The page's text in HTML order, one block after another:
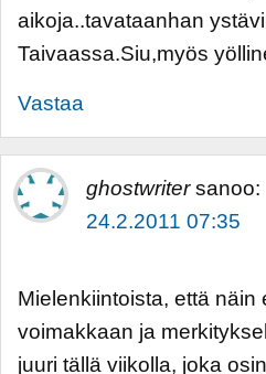
aikoja..tavataanhan
Taivaassa.Siu,myös
Vastaa
ghostwriter sanoo:
24.2.2011 07:35
Mielenkiintoista, että näin
voimakkaan ja
juuri tällä viikolla, joka